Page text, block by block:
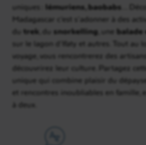
uniques :
lémuriens, baobabs …
Madagascar c’est s’adonner à des
trek snorkelling , une balade
sur le lagon d’Ifaty et autres. Tout au
voyage, vous rencontrerez des
découvrirez leur culture. Partagez
unique qui combine plaisir du
et rencontres inoubliables en famille,
à deux.